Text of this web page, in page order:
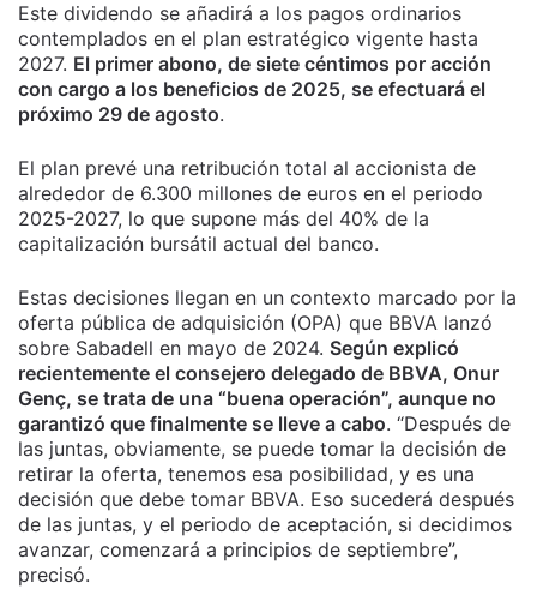
Este dividendo se añadirá a los pagos ordinarios
contemplados en el plan estratégico vigente hasta
2027. El primer abono, de siete céntimos por acción
con cargo a los beneficios de 2025, se efectuará el
próximo 29 de agosto.
El plan prevé una retribución total al accionista de
alrededor de 6.300 millones de euros en el periodo
2025-2027, lo que supone más del 40% de la
capitalización bursátil actual del banco.
Estas decisiones llegan en un contexto marcado por la
oferta pública de adquisición (OPA) que BBVA lanzó
sobre Sabadell en mayo de 2024. Según explicó
recientemente el consejero delegado de BBVA, Onur
Genç, se trata de una “buena operación”, aunque no
garantizó que finalmente se lleve a cabo. “Después de
las juntas, obviamente, se puede tomar la decisión de
retirar la oferta, tenemos esa posibilidad, y es una
decisión que debe tomar BBVA. Eso sucederá después
de las juntas, y el periodo de aceptación, si decidimos
avanzar, comenzará a principios de septiembre”,
precisó.